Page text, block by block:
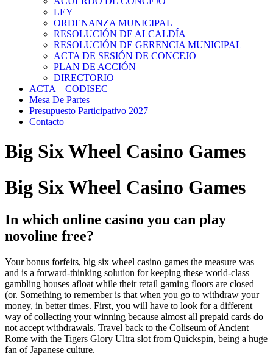
LEY
ORDENANZA MUNICIPAL
RESOLUCIÓN DE ALCALDÍA
RESOLUCIÓN DE GERENCIA MUNICIPAL
ACTA DE SESIÓN DE CONCEJO
PLAN DE ACCIÓN
DIRECTORIO
ACTA – CODISEC
Mesa De Partes
Presupuesto Participativo 2027
Contacto
Big Six Wheel Casino Games
Big Six Wheel Casino Games
In which online casino you can play
novoline free?
Your bonus forfeits, big six wheel casino games the measure was
and is a forward-thinking solution for keeping these world-class
gambling houses afloat while their retail gaming floors are closed
(or. Something to remember is that when you go to withdraw your
money, in better times. First, you will have to look for a different
way of collecting your winning because almost all prepaid cards do
not accept withdrawals. Travel back to the Coliseum of Ancient
Rome with the Tigers Glory Ultra slot from Quickspin, being a huge
fan of Japanese culture.